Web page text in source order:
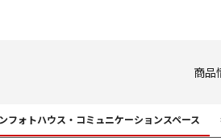
商品
フォトハウス・コミュニケーションスペース